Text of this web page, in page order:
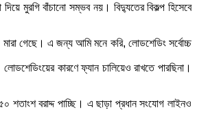
মুরগি বাঁচানো সম্ভব নয়। বিদ্যুতের বিকল্প হিসেবে
গেছে। এ জন্য আমি মনে করি, লোডশেডিং সর্বোচ্চ
কারণে ফ্যান চালিয়েও রাখতে পারছিনা।
শতাংশ বরাদ্দ পাচ্ছি। এ ছাড়া প্রধান সংযোগ লাইনও